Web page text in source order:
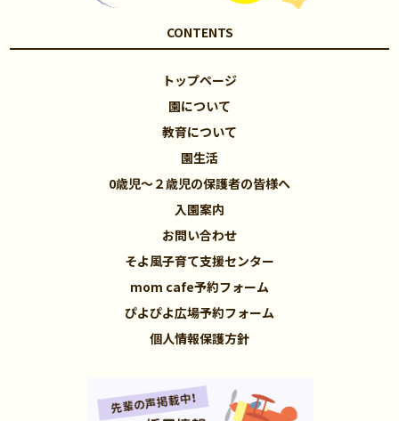
CONTENTS
トップページ
園について
教育について
園生活
0歳児～２歳児の保護者の皆様へ
入園案内
お問い合わせ
そよ風子育て支援センター
mom cafe予約フォーム
ぴよぴよ広場予約フォーム
個人情報保護方針